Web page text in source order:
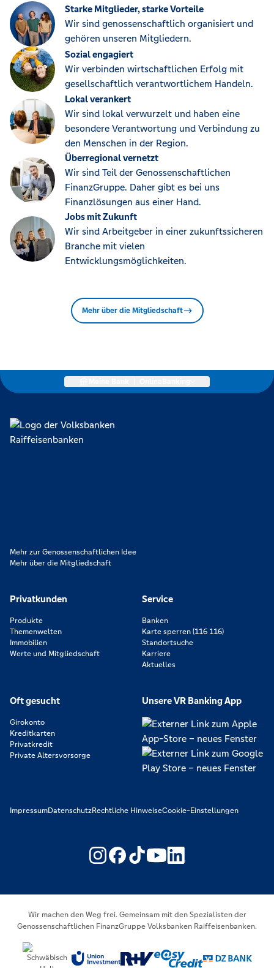
Starke Mitglieder, starke Vorteile
Wir sind genossenschaftlich organisiert und
gehören unseren Mitgliedern.
Sozial engagiert
Wir verbinden wirtschaftlichen Erfolg mit
gesellschaftlich verantwortlichem Handeln.
Lokal verankert
Wir sind lokal verwurzelt und haben eine
besondere Verantwortung und Verbindung zu
den Menschen in der Region.
Überregional vernetzt
Wir sind Teil der Genossenschaftlichen
FinanzGruppe. Daher gibt es bei uns
Finanzlösungen aus einer Hand.
Jobs mit Zukunft
Wir sind Arbeitgeber in einer zukunftssicheren
Branche mit vielen
Entwicklungsmöglichkeiten.
Mehr über die Mitgliedschaft
Mehr zur Genossenschaftlichen Idee
Mehr über die Mitgliedschaft
Privatkunden
Produkte
Themenwelten
Immobilien
Werte und Mitgliedschaft
Service
Banken
Karte sperren (116 116)
Standortsuche
Karriere
Aktuelles
Oft gesucht
Girokonto
Kreditkarten
Privatkredit
Private Altersvorsorge
Unsere VR Banking App
ImpressumDatenschutzRechtliche HinweiseCookie-Einstellungen
https://www.youtube.com/
https://
Wir machen den Weg frei. Gemeinsam mit den Spezialisten der
Genossenschaftlichen FinanzGruppe Volksbanken Raiffeisenbanken.